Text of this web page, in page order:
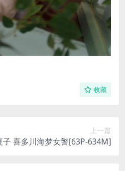
收藏
上一篇
喜多川海梦女警[63P-634M]